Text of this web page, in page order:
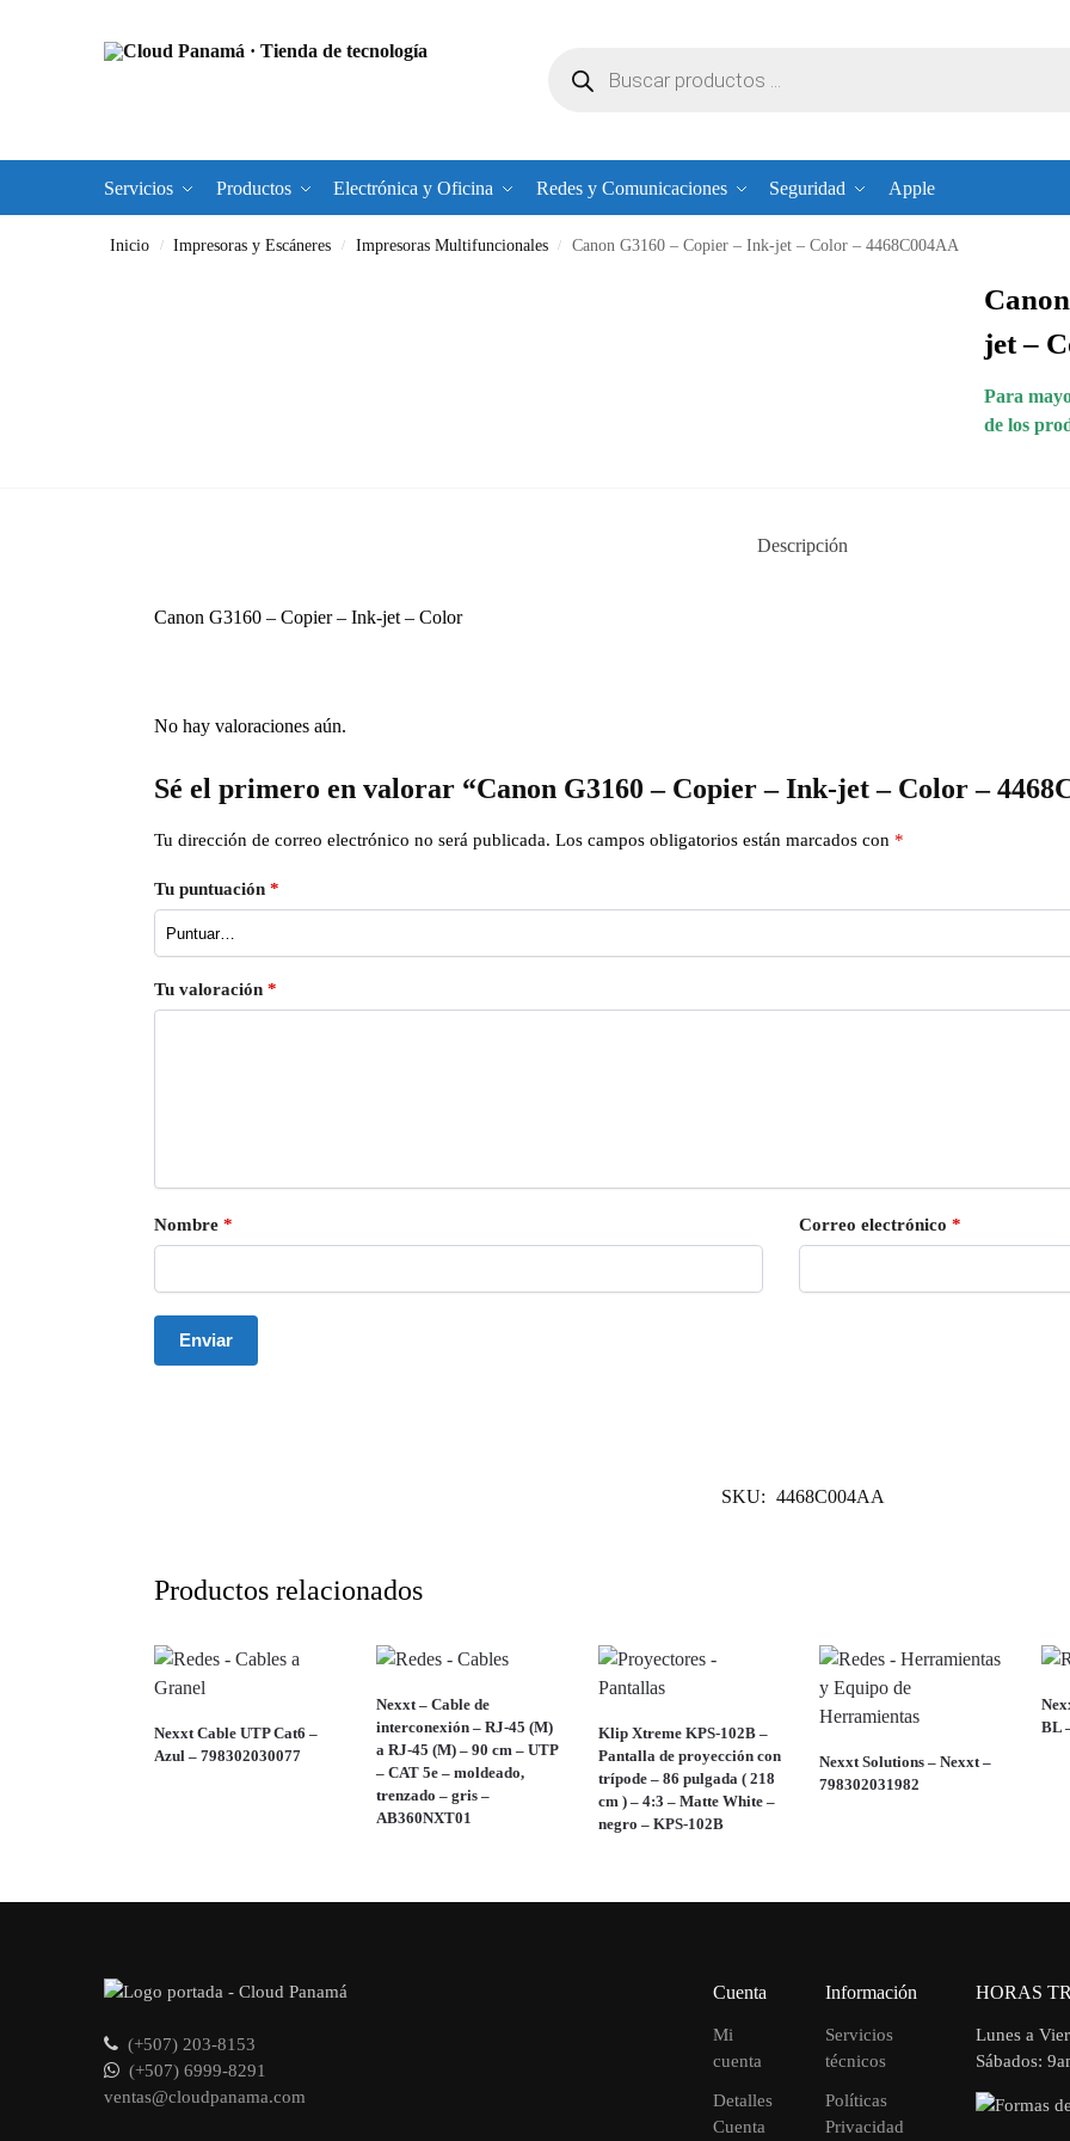
Servicios Productos Electrónica y Oficina Redes y Comunicaciones Seguridad Apple
Inicio / Impresoras y Escáneres / Impresoras Multifuncionales / Canon G3160 – Copier – Ink-jet – Color – 4468C004AA
jet –
Para
de los
Descripción
Canon G3160 – Copier – Ink-jet – Color
No hay valoraciones aún.
Sé el primero en valorar “Canon G3160 – Copier – Ink-jet – Color –
Tu dirección de correo electrónico no será publicada. Los campos obligatorios están marcados con *
Tu puntuación *
Tu valoración *
Nombre * Correo electrónico *
SKU: 4468C004AA
Productos relacionados
Nexxt Cable UTP Cat6 –
Azul – 798302030077
Nexxt – Cable de
interconexión – RJ-45 (M)
a RJ-45 (M) – 90 cm – UTP
– CAT 5e – moldeado,
trenzado – gris –
AB360NXT01
Klip Xtreme KPS-102B –
Pantalla de proyección con
trípode – 86 pulgada ( 218
cm ) – 4:3 – Matte White –
negro – KPS-102B
Nexxt Solutions – Nexxt –
798302031982
BL
(+507) 203-8153
(+507) 6999-8291
ventas@cloudpanama.com
Cuenta
Mi
cuenta
Detalles
Cuenta
Información
Servicios
técnicos
Políticas
Privacidad
HORAS
Lunes a
Sábados: